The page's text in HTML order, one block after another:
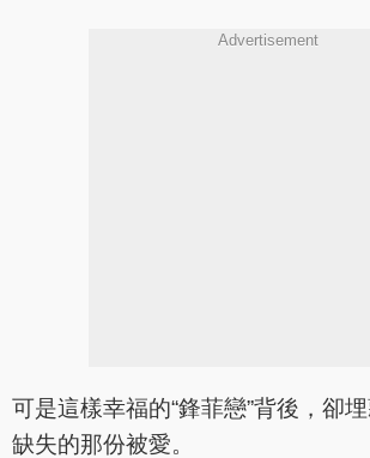
Advertisement
可是這樣幸福的“鋒菲戀”背後，卻
缺失的那份被愛。